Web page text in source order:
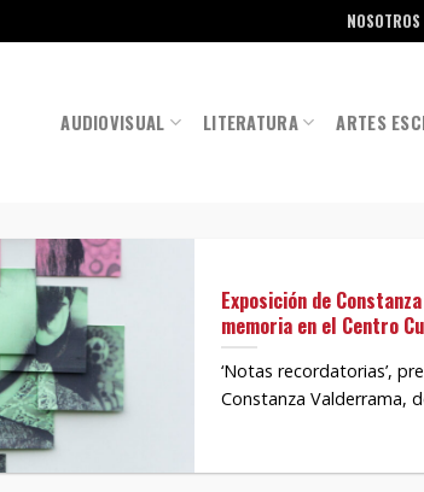
NOSOTROS
AUDIOVISUAL LITERATURA ARTES
Exposición de
memoria en el Centro
‘Notas recordatorias’,
Constanza Valderrama,